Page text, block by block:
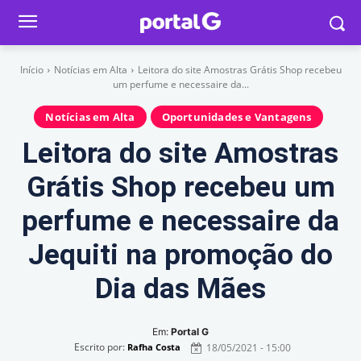
Início Notícias em Alta
Leitora do site Amostras Grátis Shop recebeu
um perfume e necessaire da...
Notícias em Alta Oportunidades e Vantagens
Leitora do site Amostras
Grátis Shop recebeu um
perfume e necessaire da
Jequiti na promoção do
Dia das Mães
Em: Portal G
Escrito por: Rafha Costa
18/05/2021 - 15:00